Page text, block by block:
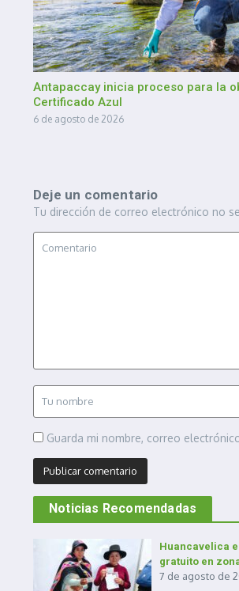
Antapaccay inicia proceso para la
Certificado Azul
6 de agosto de 2026
Deje un comentario
Tu dirección de correo electrónico no
Guarda mi nombre, correo
Noticias Recomendadas
Huancavelica
gratuito en
7 de agosto de